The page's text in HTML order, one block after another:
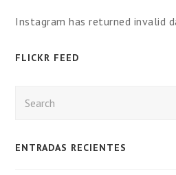
Instagram has returned invalid
FLICKR FEED
ENTRADAS RECIENTES